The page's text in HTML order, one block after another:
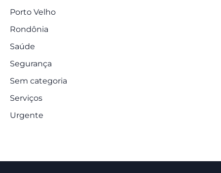
Porto Velho
Rondônia
Saúde
Segurança
Sem categoria
Serviços
Urgente